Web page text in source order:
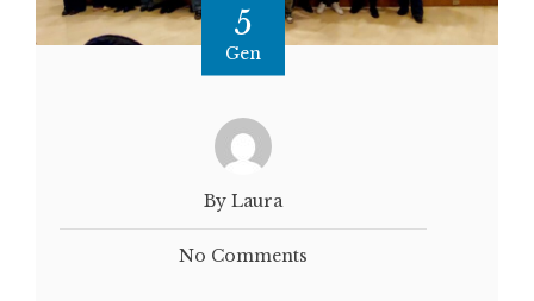
5
Gen
By Laura
No Comments